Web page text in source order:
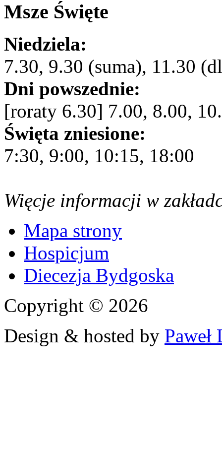
Msze Święte
Niedziela:
7.30, 9.30 (suma), 11.30
Dni powszednie:
[roraty 6.30] 7.00, 8.00,
Święta zniesione:
7:30, 9:00, 10:15, 18:00
Więcje informacji w
Mapa strony
Hospicjum
Diecezja Bydgoska
Copyright © 2026
Design & hosted by